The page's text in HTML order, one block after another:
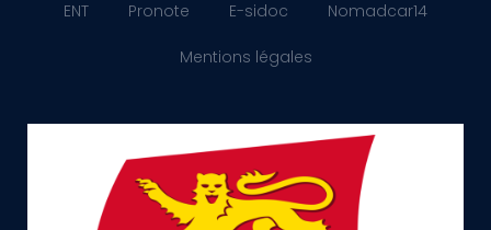
ENT Pronote E-sidoc Nomadcar14
Mentions légales